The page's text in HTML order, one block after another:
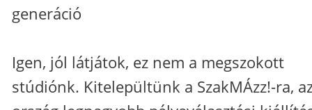
generáció
Igen, jól látjátok, ez nem a megszokott
stúdiónk. Kitelepültünk a SzakMÁzz!-ra,